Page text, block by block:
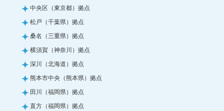
中央区（東京都）拠点
松戸（千葉県）拠点
桑名（三重県）拠点
横須賀（神奈川）拠点
深川（北海道）拠点
熊本市中央（熊本県）拠点
田川（福岡県）拠点
直方（福岡県）拠点